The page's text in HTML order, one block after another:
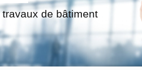
de bâtiment